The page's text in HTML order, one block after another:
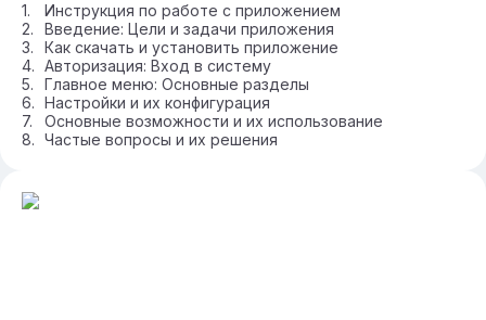
Инструкция по работе с приложением
Введение: Цели и задачи приложения
Как скачать и установить приложение
Авторизация: Вход в систему
Главное меню: Основные разделы
Настройки и их конфигурация
Основные возможности и их использование
Частые вопросы и их решения